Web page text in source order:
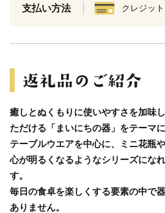
支払い方法 クレジッ
癒しとぬくもりに使いやすさを加味
ただける「まいにちの器」をテーマ
テーブルウエアを中心に、ミニ花瓶
心が明るくなるようなシリーズにな
す。
毎日の食卓を楽しくする要素の中で
ありません。